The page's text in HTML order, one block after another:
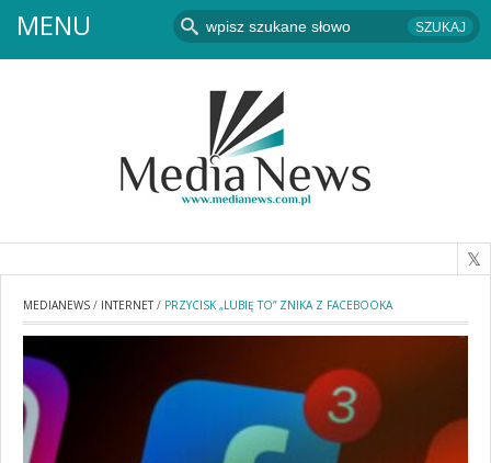
MENU
MEDIANEWS / INTERNET/ PRZYCISK „LUBIĘ TO” ZNIKA Z FACEBOOKA